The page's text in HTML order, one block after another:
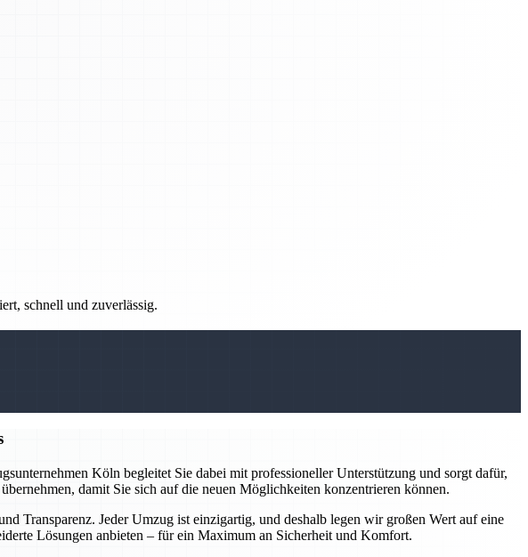
schnell und zuverlässig.
Köln begleitet Sie dabei mit professioneller Unterstützung und sorgt dafür,
damit Sie sich auf die neuen Möglichkeiten konzentrieren können.
Transparenz. Jeder Umzug ist einzigartig, und deshalb legen wir großen Wert auf eine
Lösungen anbieten – für ein Maximum an Sicherheit und Komfort.